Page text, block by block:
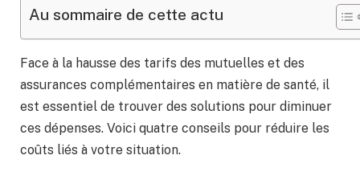
Au sommaire de cette actu
Face à la hausse des tarifs des mutuelles et des
assurances complémentaires en matière de santé, il
est essentiel de trouver des solutions pour diminuer
ces dépenses. Voici quatre conseils pour réduire les
coûts liés à votre situation.